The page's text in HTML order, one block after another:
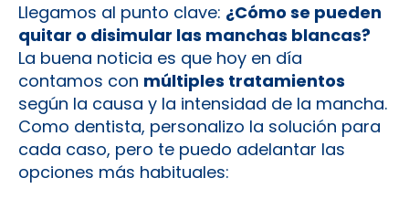
Llegamos al punto clave: ¿Cómo se pueden
quitar o disimular las manchas blancas?
La buena noticia es que hoy en día
contamos con múltiples tratamientos
según la causa y la intensidad de la mancha.
Como dentista, personalizo la solución para
cada caso, pero te puedo adelantar las
opciones más habituales: